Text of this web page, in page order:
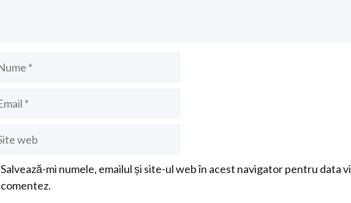
Salvează-mi numele, emailul și site-ul web în acest navigator pentru data
comentez.